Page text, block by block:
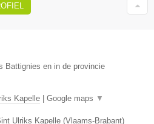
Battignies en in de provincie
Kapelle | Google maps ▼
Ulriks Kapelle (Vlaams-Brabant)